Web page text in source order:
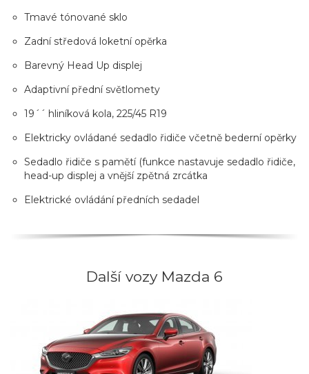
Tmavé tónované sklo
Zadní středová loketní opěrka
Barevný Head Up displej
Adaptivní přední světlomety
19´´ hliníková kola, 225/45 R19
Elektricky ovládané sedadlo řidiče včetně bederní opěrky
Sedadlo řidiče s pamětí (funkce nastavuje sedadlo řidiče,
head-up displej a vnější zpětná zrcátka
Elektrické ovládání předních sedadel
Další vozy Mazda 6